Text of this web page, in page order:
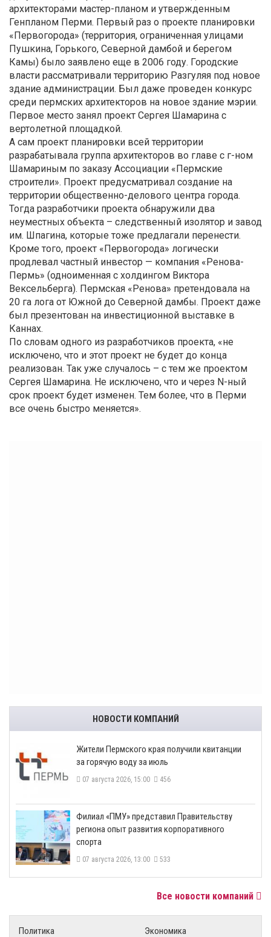
архитекторами мастер-планом и утвержденным
Генпланом Перми. Первый раз о проекте планировки
«Первогорода» (территория, ограниченная улицами
Пушкина, Горького, Северной дамбой и берегом
Камы) было заявлено еще в 2006 году. Городские
власти рассматривали территорию Разгуляя под новое
здание администрации. Был даже проведен конкурс
среди пермских архитекторов на новое здание мэрии.
Первое место занял проект Сергея Шамарина с
вертолетной площадкой.
А сам проект планировки всей территории
разрабатывала группа архитекторов во главе с г-ном
Шамариным по заказу Ассоциации «Пермские
строители». Проект предусматривал создание на
территории общественно-делового центра города.
Тогда разработчики проекта обнаружили два
неуместных объекта – следственный изолятор и завод
им. Шпагина, которые тоже предлагали перенести.
Кроме того, проект «Первогорода» логически
продлевал частный инвестор — компания «Ренова-
Пермь» (одноименная с холдингом Виктора
Вексельберга). Пермская «Ренова» претендовала на
20 га лога от Южной до Северной дамбы. Проект даже
был презентован на инвестиционной выставке в
Каннах.
По словам одного из разработчиков проекта, «не
исключено, что и этот проект не будет до конца
реализован. Так уже случалось – с тем же проектом
Сергея Шамарина. Не исключено, что и через N-ный
срок проект будет изменен. Тем более, что в Перми
все очень быстро меняется».
НОВОСТИ КОМПАНИЙ
​Жители Пермского края получили квитанции
за горячую воду за июль
07 августа 2026, 15:00 456
​Филиал «ПМУ» представил Правительству
региона опыт развития корпоративного
спорта
07 августа 2026, 13:00 533
Все новости компаний
Политика
Экономика